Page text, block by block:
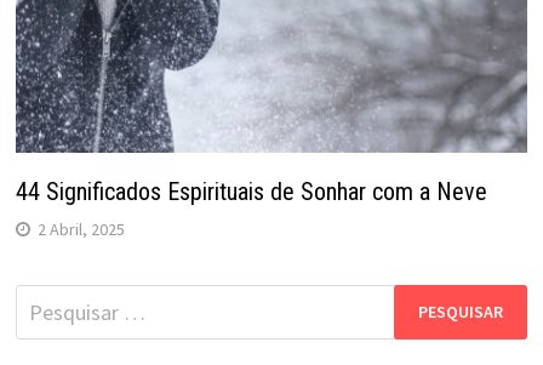
44 Significados Espirituais de Sonhar com a Neve
2 Abril, 2025
Pesquisar
por: